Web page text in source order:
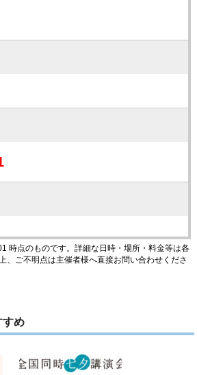
時点のものです。詳細な日時・場所・料金等は各
、ご不明点は主催者様へ直接お問い合わせくださ
すめ